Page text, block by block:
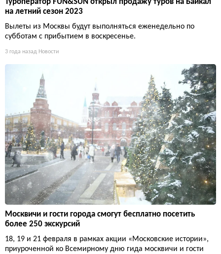
Туроператор FUN&SUN открыл продажу туров на Байкал
на летний сезон 2023
Вылеты из Москвы будут выполняться еженедельно по
субботам с прибытием в воскресенье.
3 года назад Новости
Москвичи и гости города смогут бесплатно посетить
более 250 экскурсий
18, 19 и 21 февраля в рамках акции «Московские истории»,
приуроченной ко Всемирному дню гида москвичи и гости